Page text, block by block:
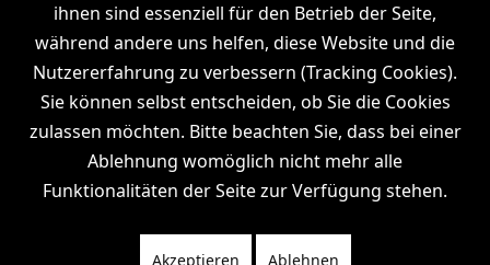
Unsere Filmproduktionen in:Frankfurt
IDresdenILeipzig IMünchenIStuttgartIKölnI
Hamburg
ihnen sind essenziell für den Betrieb der Seite,
während andere uns helfen, diese Website und die
Nutzererfahrung zu verbessern (Tracking Cookies).
Sie können selbst entscheiden, ob Sie die Cookies
zulassen möchten. Bitte beachten Sie, dass bei einer
Ablehnung womöglich nicht mehr alle
Funktionalitäten der Seite zur Verfügung stehen.
Akzeptieren Ablehnen